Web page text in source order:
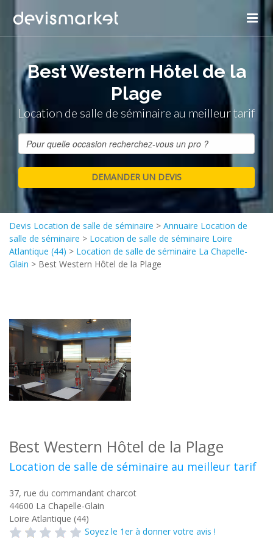
Best Western Hôtel de la
Plage
Location de salle de séminaire au meilleur tarif
Devis Location de salle de séminaire > Annuaire Location de
salle de séminaire > Location de salle de séminaire Loire
Atlantique (44) > Location de salle de séminaire La Chapelle-
Glain > Best Western Hôtel de la Plage
Best Western Hôtel de la Plage
Location de salle de séminaire au meilleur tarif
37, rue du commandant charcot
44600 La Chapelle-Glain
Loire Atlantique (44)
Soyez le 1er à donner votre avis !